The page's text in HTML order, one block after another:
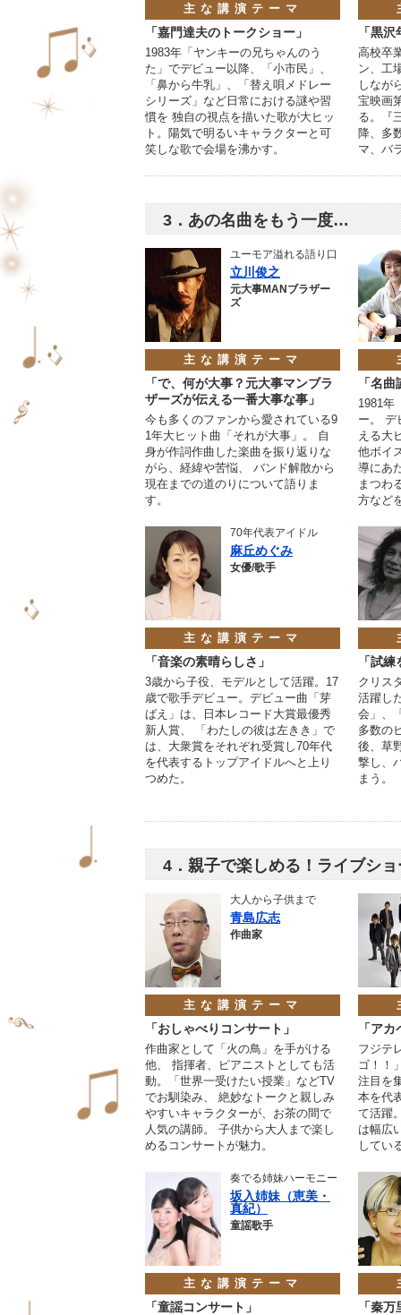
主な講演テーマ
「嘉門達夫のトークショー」
1983年「ヤンキーの兄ちゃんのう
た」でデビュー以降、「小市民」、
「鼻から牛乳」、「替え唄メドレー
シリーズ」など日常における謎や習
慣を 独自の視点を描いた歌が大ヒッ
ト。陽気で明るいキャラクターと可
笑しな歌で会場を沸かす。
「黒
高校卒
ン、工
しなが
宝映画
る。『
降、多
マ、バ
3．あの名曲をもう一度…
ユーモア溢れる語り口
立川俊之
元大事MANブラザー
ズ
主な講演テーマ
「で、何が大事？元大事マンブラ
ザーズが伝える一番大事な事」
今も多くのファンから愛されている9
1年大ヒット曲「それが大事」。 自
身が作詞作曲した楽曲を振り返りな
がら、経緯や苦悩、 バンド解散から
現在までの道のりについて語りま
す。
「名
1981年
ー。 デ
える大
他ボイ
導にあ
まつわ
方など
70年代表アイドル
麻丘めぐみ
女優/歌手
主な講演テーマ
「音楽の素晴らしさ」
3歳から子役、モデルとして活躍。17
歳で歌手デビュー。デビュー曲「芽
ばえ」は、日本レコード大賞最優秀
新人賞、 「わたしの彼は左きき」で
は、大衆賞をそれぞれ受賞し70年代
を代表するトップアイドルへと上り
つめた。
「試
クリス
活躍し
会」、
多数の
後、草
撃し、
まう。
4．親子で楽しめる！ライブショ
大人から子供まで
青島広志
作曲家
主な講演テーマ
「おしゃべりコンサート」
作曲家として「火の鳥」を手がける
他、 指揮者、ピアニストとしても活
動。「世界一受けたい授業」などTV
でお馴染み、 絶妙なトークと親しみ
やすいキャラクターが、お茶の間で
人気の講師。 子供から大人まで楽し
めるコンサートが魅力。
「ア
フジテ
ゴ！！
注目を
本を代
て活躍
は幅広
してい
奏でる姉妹ハーモニー
坂入姉妹（恵美・
真紀）
童謡歌手
主な講演テーマ
「童謡コンサート」 「秦